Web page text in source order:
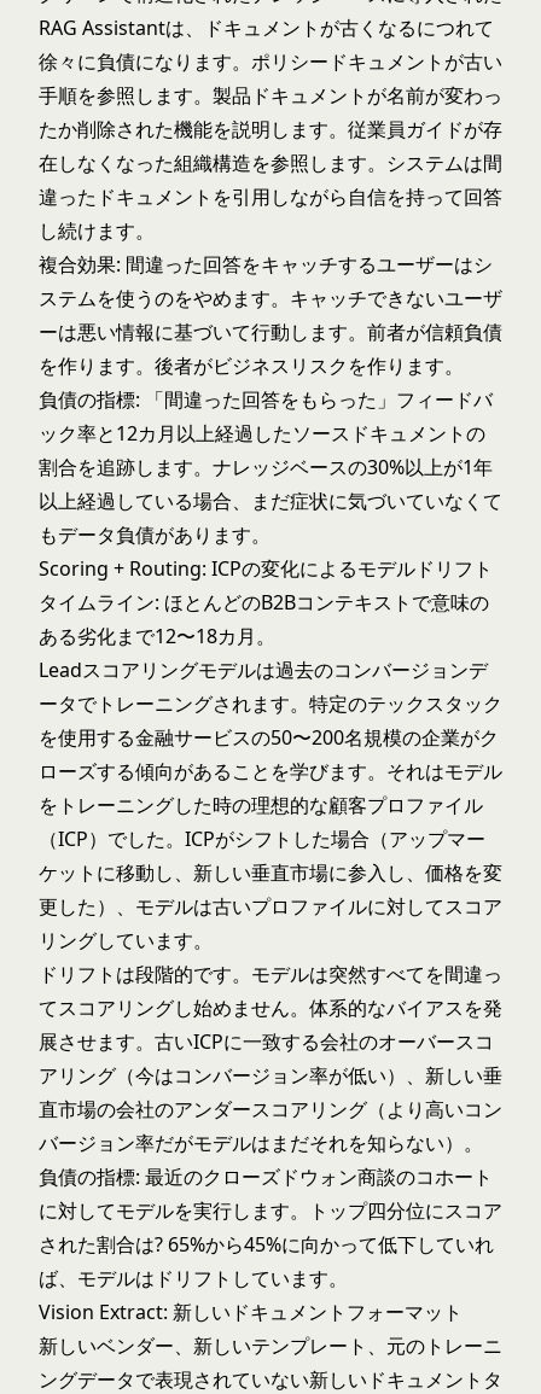
RAG Assistantは、ドキュメントが古くなるにつれて
徐々に負債になります。ポリシードキュメントが古い
手順を参照します。製品ドキュメントが名前が変わっ
たか削除された機能を説明します。従業員ガイドが存
在しなくなった組織構造を参照します。システムは間
違ったドキュメントを引用しながら自信を持って回答
し続けます。
複合効果: 間違った回答をキャッチするユーザーはシ
ステムを使うのをやめます。キャッチできないユーザ
ーは悪い情報に基づいて行動します。前者が信頼負債
を作ります。後者がビジネスリスクを作ります。
負債の指標: 「間違った回答をもらった」フィードバ
ック率と12カ月以上経過したソースドキュメントの
割合を追跡します。ナレッジベースの30%以上が1年
以上経過している場合、まだ症状に気づいていなくて
もデータ負債があります。
Scoring + Routing: ICPの変化によるモデルドリフト
タイムライン: ほとんどのB2Bコンテキストで意味の
ある劣化まで12〜18カ月。
Leadスコアリングモデルは過去のコンバージョンデ
ータでトレーニングされます。特定のテックスタック
を使用する金融サービスの50〜200名規模の企業がク
ローズする傾向があることを学びます。それはモデル
をトレーニングした時の理想的な顧客プロファイル
（ICP）でした。ICPがシフトした場合（アップマー
ケットに移動し、新しい垂直市場に参入し、価格を変
更した）、モデルは古いプロファイルに対してスコア
リングしています。
ドリフトは段階的です。モデルは突然すべてを間違っ
てスコアリングし始めません。体系的なバイアスを発
展させます。古いICPに一致する会社のオーバースコ
アリング（今はコンバージョン率が低い）、新しい垂
直市場の会社のアンダースコアリング（より高いコン
バージョン率だがモデルはまだそれを知らない）。
負債の指標: 最近のクローズドウォン商談のコホート
に対してモデルを実行します。トップ四分位にスコア
された割合は? 65%から45%に向かって低下していれ
ば、モデルはドリフトしています。
Vision Extract: 新しいドキュメントフォーマット
新しいベンダー、新しいテンプレート、元のトレーニ
ングデータで表現されていない新しいドキュメントタ